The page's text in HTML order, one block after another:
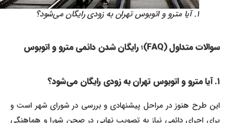
سوالات متداول (FAQ)؛ رایگان شدن دائمی مترو و اتوبوس
این طرح هنوز در مراحل پیشنهادی و بررسی در شورای شهر است و
برای اجرای دائمی نیاز به تصویب نهایی در صحن شورا و هماهنگی